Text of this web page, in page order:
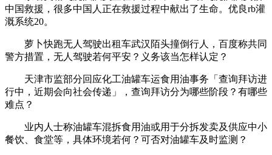
中国救援，很多中国人正在救援过程中献出了生命。优良rb灌
溉系统20。
萝卜快跑无人驾驶出租车武汉陌头撞倒行人，百度称共同
警方措置，无人驾驶若何平安？义务该当怎样认定？
天津市监部分回应化工油罐车运食用油事务「查询拜访进
行中，近期会向社会传递」，查询拜访分为哪些阶段？有哪些
难点？
业内人士称油罐车混拆食用油或用于分拆发卖及供应中小
餐饮、食堂等，具体环境若何？可否对油罐车及时监测？